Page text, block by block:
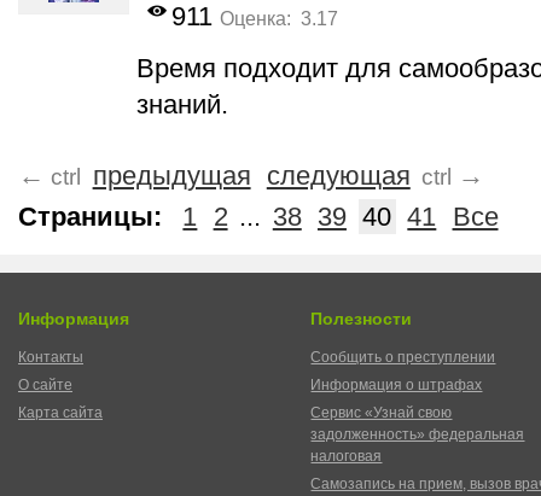
911 Оценка: 3.17
Время подходит для
знаний.
← ctrl предыдущая следующая ctrl
→
Страницы:
1 2 ... 38 39 40 41 Все
Информация
Контакты
О сайте
Карта сайта
Полезности
Сообщить о преступлении
Информация о штрафах
Сервис «Узнай свою
задолженность» федеральная
налоговая
Самозапись на прием, вызов